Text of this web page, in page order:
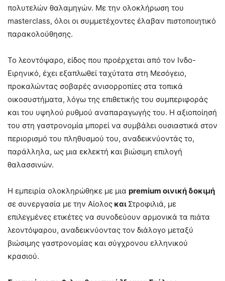
πολυτελών θαλαμηγών. Με την ολοκλήρωση του
masterclass, όλοι οι συμμετέχοντες έλαβαν πιστοποιητικό
παρακολούθησης.
Το λεοντόψαρο, είδος που προέρχεται από τον Ινδο-
Ειρηνικό, έχει εξαπλωθεί ταχύτατα στη Μεσόγειο,
προκαλώντας σοβαρές ανισορροπίες στα τοπικά
οικοσυστήματα, λόγω της επιθετικής του συμπεριφοράς
και του υψηλού ρυθμού αναπαραγωγής του. Η αξιοποίησή
του στη γαστρονομία μπορεί να συμβάλει ουσιαστικά στον
περιορισμό του πληθυσμού του, αναδεικνύοντάς το,
παράλληλα, ως μια εκλεκτή και βιώσιμη επιλογή
θαλασσινών.
Η εμπειρία ολοκληρώθηκε με μια premium οινική δοκιμή
σε συνεργασία με την Αίολος και Στροφιλιά, με
επιλεγμένες ετικέτες να συνοδεύουν αρμονικά τα πιάτα
λεοντόψαρου, αναδεικνύοντας τον διάλογο μεταξύ
βιώσιμης γαστρονομίας και σύγχρονου ελληνικού
κρασιού.